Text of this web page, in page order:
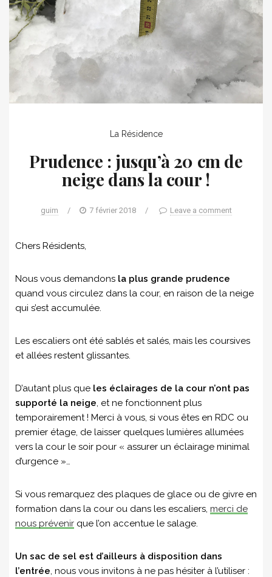
La Résidence
Prudence : jusqu’à 20 cm de
neige dans la cour !
guim / 7 février 2018 / Leave a comment
Chers Résidents,
Nous vous demandons la plus grande prudence
quand vous circulez dans la cour, en raison de la neige
qui s’est accumulée.
Les escaliers ont été sablés et salés, mais les coursives
et allées restent glissantes.
D’autant plus que les éclairages de la cour n’ont pas
supporté la neige, et ne fonctionnent plus
temporairement ! Merci à vous, si vous êtes en RDC ou
premier étage, de laisser quelques lumières allumées
vers la cour le soir pour « assurer un éclairage minimal
d’urgence »…
Si vous remarquez des plaques de glace ou de givre en
formation dans la cour ou dans les escaliers, merci de
nous prévenir que l’on accentue le salage.
Un sac de sel est d’ailleurs à disposition dans
l’entrée, nous vous invitons à ne pas hésiter à l’utiliser :